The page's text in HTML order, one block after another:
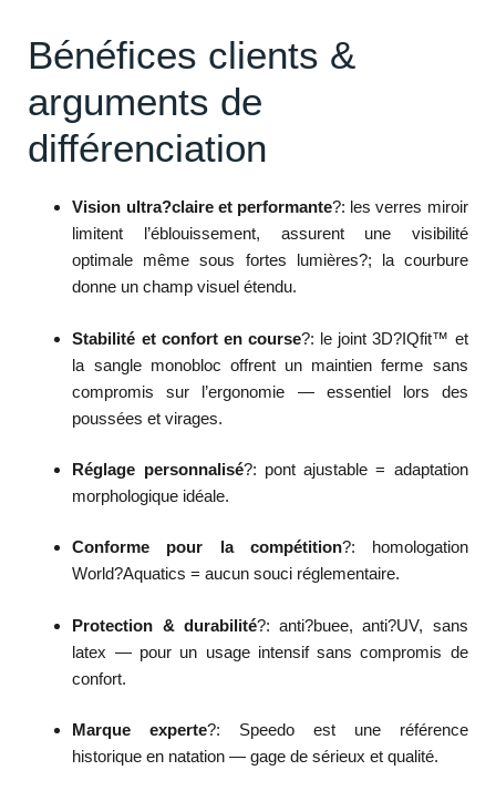
Bénéfices clients &
arguments de
différenciation
Vision ultra?claire et performante?: les verres miroir
limitent l’éblouissement, assurent une visibilité
optimale même sous fortes lumières?; la courbure
donne un champ visuel étendu.
Stabilité et confort en course?: le joint 3D?IQfit™ et
la sangle monobloc offrent un maintien ferme sans
compromis sur l’ergonomie — essentiel lors des
poussées et virages.
Réglage personnalisé?: pont ajustable = adaptation
morphologique idéale.
Conforme pour la compétition?: homologation
World?Aquatics = aucun souci réglementaire.
Protection & durabilité?: anti?buee, anti?UV, sans
latex — pour un usage intensif sans compromis de
confort.
Marque experte?: Speedo est une référence
historique en natation — gage de sérieux et qualité.